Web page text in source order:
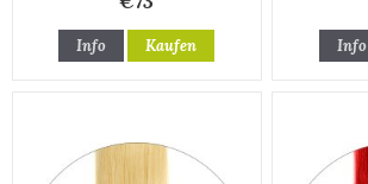
Info Kaufen Info